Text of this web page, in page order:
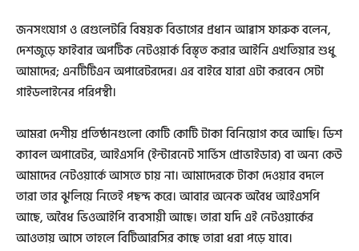
জনসংযোগ ও রেগুলেটরি বিষয়ক বিভাগের প্রধান আব্বাস ফারুক বলেন,
দেশজুড়ে ফাইবার অপটিক নেটওয়ার্ক বিস্তৃত করার আইনি এখতিয়ার শুধু
আমাদের; এনটিটিএন অপারেটরদের। এর বাইরে যারা এটা করবেন সেটা
গাইডলাইনের পরিপন্থী।
আমরা দেশীয় প্রতিষ্ঠানগুলো কোটি কোটি টাকা বিনিয়োগ করে আছি। ডিশ
ক্যাবল অপারেটর, আইএসপি (ইন্টারনেট সার্ভিস প্রোভাইডার) বা অন্য কেউ
আমাদের নেটওয়ার্কে আসতে চায় না। আমাদেরকে টাকা দেওয়ার বদলে
তারা তার ঝুলিয়ে নিতেই পছন্দ করে। আবার অনেক অবৈধ আইএসপি
আছে, অবৈধ ভিওআইপি ব্যবসায়ী আছে। তারা যদি এই নেটওয়ার্কের
আওতায় আসে তাহলে বিটিআরসির কাছে তারা ধরা পড়ে যাবে।